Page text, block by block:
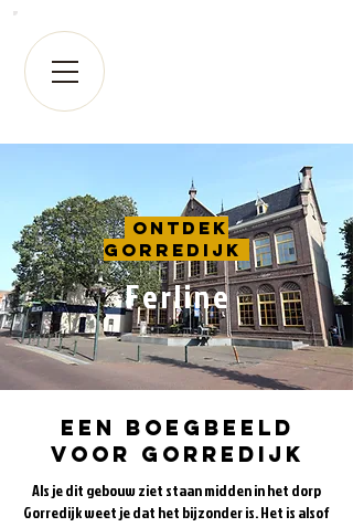
Ontdek
Gorredijk
Ferline
een boegbeeld
voor gorredijk
Als je dit gebouw ziet staan midden in het dorp
Gorredijk weet je dat het bijzonder is. Het is alsof